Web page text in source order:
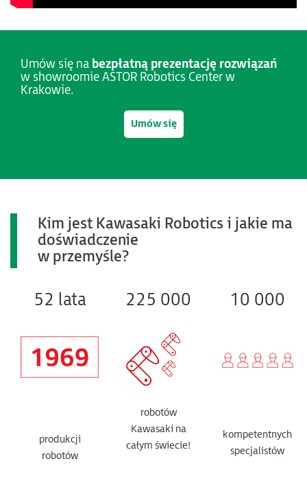
Umów się na bezpłatną prezentację rozwiązań
w showroomie ASTOR Robotics Center w
Krakowie.
Umów się
Kim jest Kawasaki Robotics i jakie ma
doświadczenie
w przemyśle?
52 lata
produkcji
robotów
225 000
robotów
Kawasaki na
całym świecie!
10 000
kompetentnych
specjalistów